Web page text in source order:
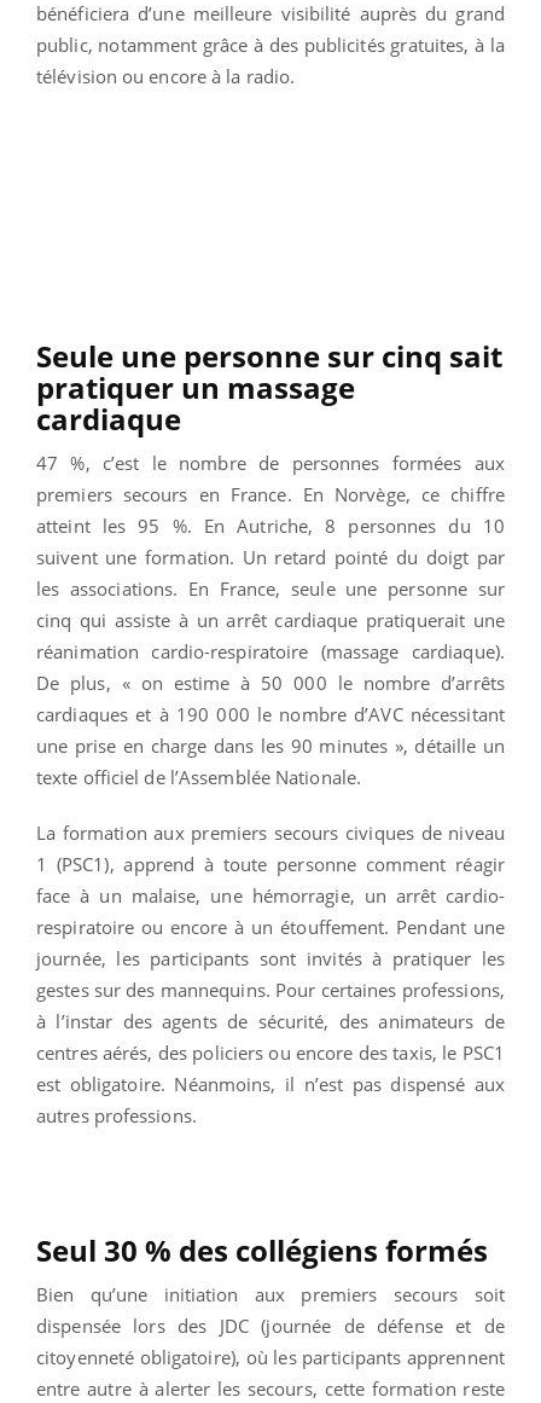
bénéficiera d’une meilleure visibilité auprès du grand
public, notamment grâce à des publicités gratuites, à la
télévision ou encore à la radio.
Seule une personne sur cinq sait
pratiquer un massage
cardiaque
47 %, c’est le nombre de personnes formées aux
premiers secours en France. En Norvège, ce chiffre
atteint les 95 %. En Autriche, 8 personnes du 10
suivent une formation. Un retard pointé du doigt par
les associations. En France, seule une personne sur
cinq qui assiste à un arrêt cardiaque pratiquerait une
réanimation cardio-respiratoire (massage cardiaque).
De plus, « on estime à 50 000 le nombre d’arrêts
cardiaques et à 190 000 le nombre d’AVC nécessitant
une prise en charge dans les 90 minutes », détaille un
texte officiel de l’Assemblée Nationale.
La formation aux premiers secours civiques de niveau
1 (PSC1), apprend à toute personne comment réagir
face à un malaise, une hémorragie, un arrêt cardio-
respiratoire ou encore à un étouffement. Pendant une
journée, les participants sont invités à pratiquer les
gestes sur des mannequins. Pour certaines professions,
à l’instar des agents de sécurité, des animateurs de
centres aérés, des policiers ou encore des taxis, le PSC1
est obligatoire. Néanmoins, il n’est pas dispensé aux
autres professions.
Seul 30 % des collégiens formés
Bien qu’une initiation aux premiers secours soit
dispensée lors des JDC (journée de défense et de
citoyenneté obligatoire), où les participants apprennent
entre autre à alerter les secours, cette formation reste